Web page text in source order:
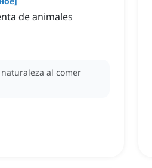
de animales
al comer